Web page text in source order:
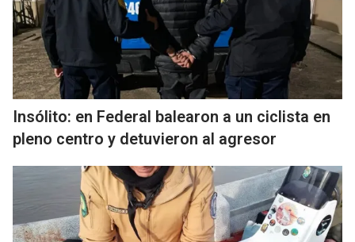
Insólito: en Federal balearon a un ciclista en
pleno centro y detuvieron al agresor